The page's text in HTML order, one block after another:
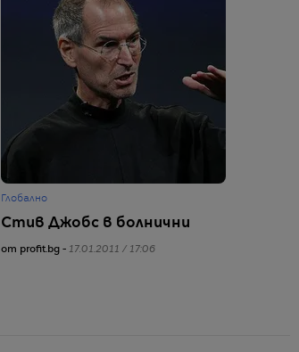
Глобално
Стив Джобс в болнични
от profit.bg - 17.01.2011 / 17:06